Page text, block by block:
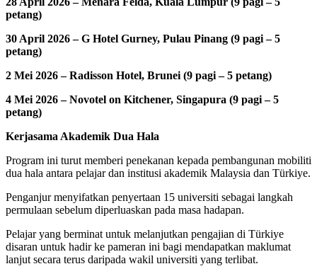
petang)
30 April 2026 – G Hotel Gurney, Pulau Pinang (9 pagi – 5
petang)
2 Mei 2026 – Radisson Hotel, Brunei (9 pagi – 5 petang)
4 Mei 2026 – Novotel on Kitchener, Singapura (9 pagi – 5
petang)
Kerjasama Akademik Dua Hala
Program ini turut memberi penekanan kepada pembangunan mobiliti
dua hala antara pelajar dan institusi akademik Malaysia dan Türkiye.
Penganjur menyifatkan penyertaan 15 universiti sebagai langkah
permulaan sebelum diperluaskan pada masa hadapan.
Pelajar yang berminat untuk melanjutkan pengajian di Türkiye
disaran untuk hadir ke pameran ini bagi mendapatkan maklumat
lanjut secara terus daripada wakil universiti yang terlibat.